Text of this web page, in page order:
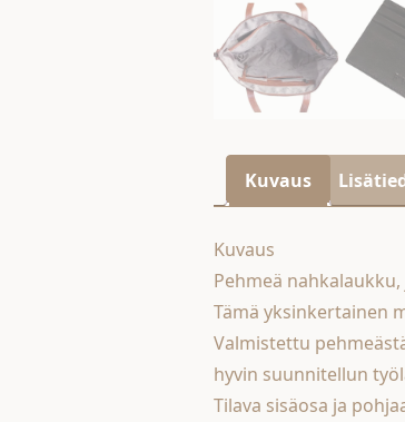
Kuvaus
Kuvaus
Pehmeä
Tämä yksinkertainen
Valmistettu
hyvin suunnitellun
Tilava sisäosa ja